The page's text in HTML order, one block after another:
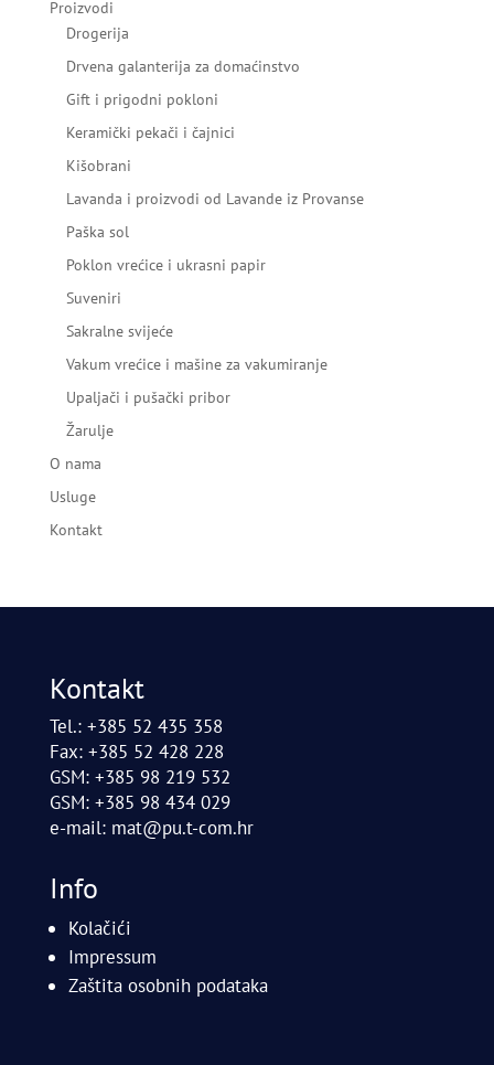
Proizvodi
Drogerija
Drvena galanterija za domaćinstvo
Gift i prigodni pokloni
Keramički pekači i čajnici
Kišobrani
Lavanda i proizvodi od Lavande iz Provanse
Paška sol
Poklon vrećice i ukrasni papir
Suveniri
Sakralne svijeće
Vakum vrećice i mašine za vakumiranje
Upaljači i pušački pribor
Žarulje
O nama
Usluge
Kontakt
Kontakt
Tel.: +385 52 435 358
Fax: +385 52 428 228
GSM: +385 98 219 532
GSM: +385 98 434 029
e-mail: mat@pu.t-com.hr
Info
Kolačići
Impressum
Zaštita osobnih podataka